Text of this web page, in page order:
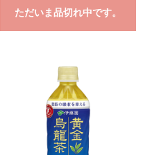
ただいま品切れ中です。